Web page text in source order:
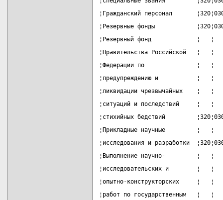
¦Гражданский персонал
¦Резервные фонды
¦Резервный фонд             ¦
¦Правительства Российской
¦Федерации по               ¦
¦предупреждению и
¦ликвидации чрезвычайных
¦ситуаций и последствий
¦стихийных бедствий
¦Прикладные научные
¦исследования и разработки
¦Выполнение научно-
¦исследовательских и
¦опытно-конструкторских
¦работ по государственным